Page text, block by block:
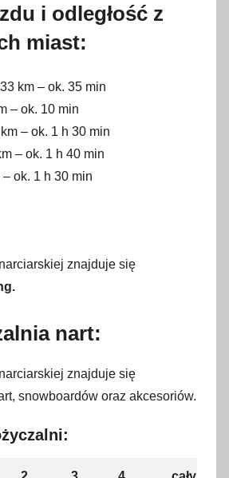
i odległość z
miast:
km – ok. 35 min
– ok. 10 min
– ok. 1 h 30 min
– ok. 1 h 40 min
ok. 1 h 30 min
znajduje się
nart:
znajduje się
snowboardów oraz akcesoriów.